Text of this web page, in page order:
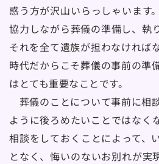
惑う方が沢山いらっしゃいます
協力しながら葬儀の準備し、執
それを全て遺族が担わなければ
時代だからこそ葬儀の事前の準
はとても重要なことです。
葬儀のことについて事前に相
ように後ろめたいことではなく
相談をしておくことによって、
となく、悔いのないお別れが実